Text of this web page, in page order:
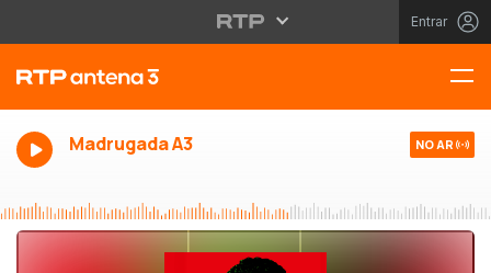
Entrar
Madrugada A3 NO AR